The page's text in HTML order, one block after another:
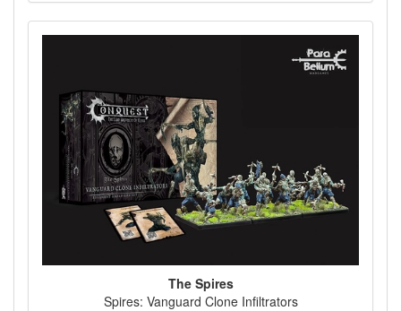
The Spires
Spires: Vanguard Clone Infiltrators